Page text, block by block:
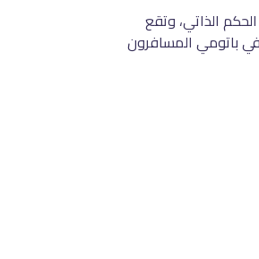
الذاتي، وتقع
باتومي المسافرون